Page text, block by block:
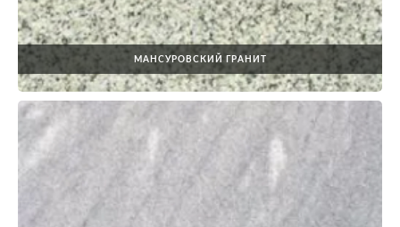
МАНСУРОВСКИЙ ГРАНИТ